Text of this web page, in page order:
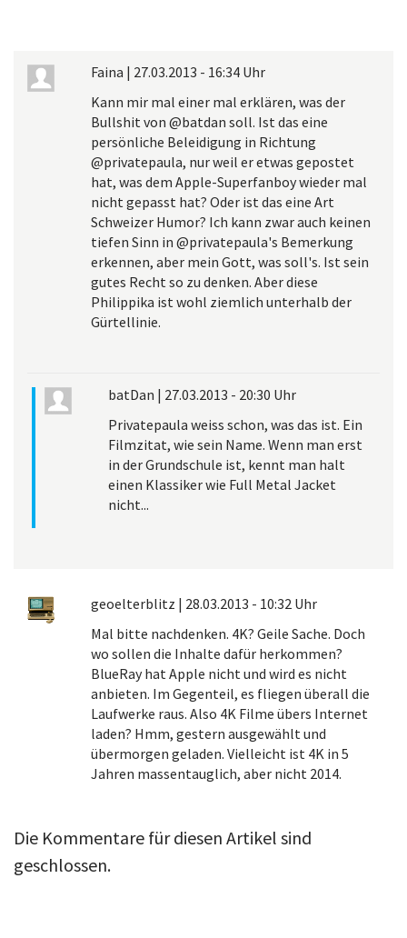
Faina | 27.03.2013 - 16:34 Uhr
Kann mir mal einer mal erklären, was der
Bullshit von @batdan soll. Ist das eine
persönliche Beleidigung in Richtung
@privatepaula, nur weil er etwas gepostet
hat, was dem Apple-Superfanboy wieder mal
nicht gepasst hat? Oder ist das eine Art
Schweizer Humor? Ich kann zwar auch keinen
tiefen Sinn in @privatepaula's Bemerkung
erkennen, aber mein Gott, was soll's. Ist sein
gutes Recht so zu denken. Aber diese
Philippika ist wohl ziemlich unterhalb der
Gürtellinie.
batDan | 27.03.2013 - 20:30 Uhr
Privatepaula weiss schon, was das ist. Ein
Filmzitat, wie sein Name. Wenn man erst
in der Grundschule ist, kennt man halt
einen Klassiker wie Full Metal Jacket
nicht...
geoelterblitz | 28.03.2013 - 10:32 Uhr
Mal bitte nachdenken. 4K? Geile Sache. Doch
wo sollen die Inhalte dafür herkommen?
BlueRay hat Apple nicht und wird es nicht
anbieten. Im Gegenteil, es fliegen überall die
Laufwerke raus. Also 4K Filme übers Internet
laden? Hmm, gestern ausgewählt und
übermorgen geladen. Vielleicht ist 4K in 5
Jahren massentauglich, aber nicht 2014.
Die Kommentare für diesen Artikel sind
geschlossen.